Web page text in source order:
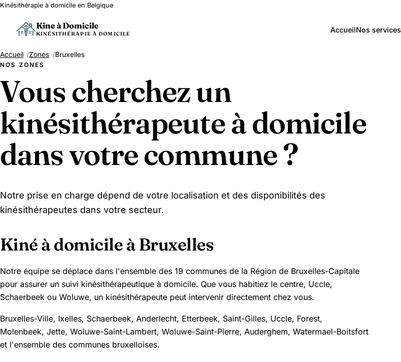
Kinésithérapie à domicile en Belgique
Kine à Domicile
KINÉSITHÉRAPIE À DOMICILE AccueilNos services
Accueil Zones Bruxelles
NOS ZONES
Vous cherchez un
kinésithérapeute à domicile
dans votre commune ?
Notre prise en charge dépend de votre localisation et des disponibilités des
kinésithérapeutes dans votre secteur.
Kiné à domicile à Bruxelles
Notre équipe se déplace dans l'ensemble des 19 communes de la Région de Bruxelles-Capitale
pour assurer un suivi kinésithérapeutique à domicile. Que vous habitiez le centre, Uccle,
Schaerbeek ou Woluwe, un kinésithérapeute peut intervenir directement chez vous.
Bruxelles-Ville, Ixelles, Schaerbeek, Anderlecht, Etterbeek, Saint-Gilles, Uccle, Forest,
Molenbeek, Jette, Woluwe-Saint-Lambert, Woluwe-Saint-Pierre, Auderghem, Watermael-Boitsfort
et l'ensemble des communes bruxelloises.